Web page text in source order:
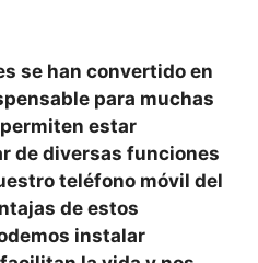
se han convertido en
para muchas
estar
de diversas funciones
teléfono móvil del
de estos
instalar